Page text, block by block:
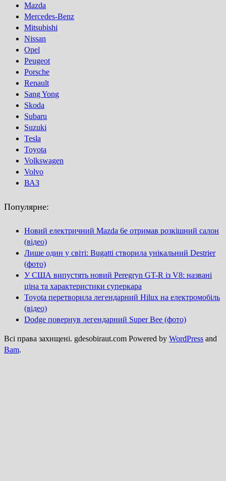
Mazda
Mercedes-Benz
Mitsubishi
Nissan
Opel
Peugeot
Porsсhe
Renault
Sang Yong
Skoda
Subaru
Suzuki
Tesla
Toyota
Volkswagen
Volvo
ВАЗ
Популярне:
Новий електричний Mazda 6e отримав розкішний салон
(відео)
Лише один у світі: Bugatti створила унікальний Destrier
(фото)
У США випустять новий Peregryn GT-R із V8: названі
ціна та характеристики суперкара
Toyota перетворила легендарний Hilux на електромобіль
(відео)
Dodge повернув легендарний Super Bee (фото)
Всі права захищені. gdesobiraut.com Powered by WordPress and
Bam.